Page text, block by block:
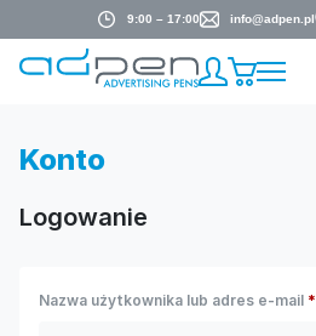
9:00 – 17:00 info@adpen.pl
Konto
Logowanie
Nazwa użytkownika lub adres e-mail *